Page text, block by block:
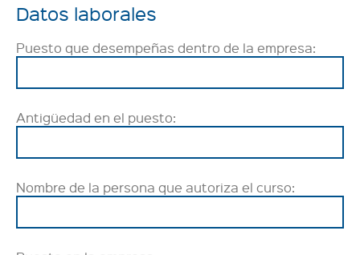
Datos laborales
Puesto que desempeñas dentro de la empresa:
Antigüedad en el puesto:
Nombre de la persona que autoriza el curso: